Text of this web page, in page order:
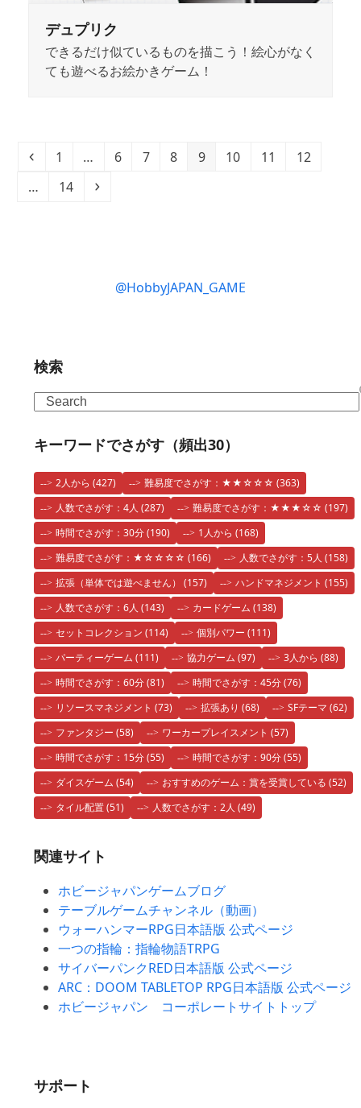
デュプリク
できるだけ似ているものを描こう！絵心がなく
ても遊べるお絵かきゲーム！
Previous
Page
1 … Page
6 Page
7 Page
8 Page
9 Page
10 Page
11 Page
12
…
Page
14 Next
@HobbyJAPAN_GAME
検索
Search
キーワードでさがす（頻出30）
2人から (427) 難易度でさがす：★★☆☆☆ (363)
人数でさがす：4人 (287) 難易度でさがす：★★★☆☆ (197)
時間でさがす：30分(190) 1人から (168)
難易度でさがす：★☆☆☆☆ (166) 人数でさがす：5人 (158)
拡張（単体では遊べません） (157) ハンドマネジメント (155)
人数でさがす：6人 (143) カードゲーム (138)
セットコレクション (114) 個別パワー (111)
パーティーゲーム (111) 協力ゲーム (97) 3人から (88)
時間でさがす：60分(81) 時間でさがす：45分(76)
リソースマネジメント (73) 拡張あり (68) SFテーマ (62)
ファンタジー (58) ワーカープレイスメント (57)
時間でさがす：15分(55) 時間でさがす：90分(55)
ダイスゲーム (54) おすすめのゲーム：賞を受賞している (52)
タイル配置(51) 人数でさがす：2人 (49)
関連サイト
ホビージャパンゲームブログ
テーブルゲームチャンネル（動画）
ウォーハンマーRPG日本語版 公式ページ
一つの指輪：指輪物語TRPG
サイバーパンクRED日本語版 公式ページ
ARC：DOOM TABLETOP RPG日本語版 公式ページ
ホビージャパン コーポレートサイトトップ
サポート